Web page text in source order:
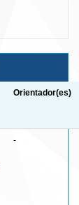
Orientador(es)
-